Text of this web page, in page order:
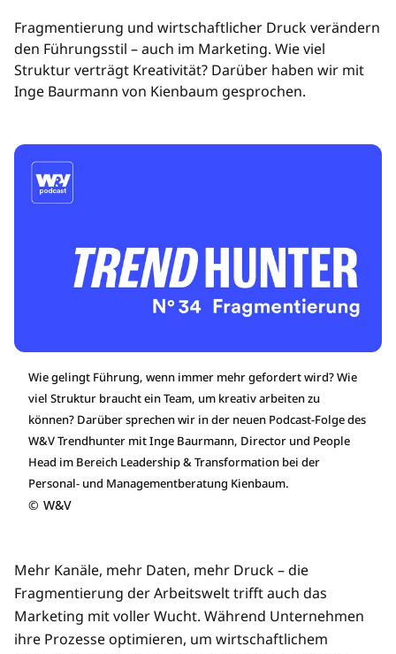
Fragmentierung und wirtschaftlicher Druck verändern
den Führungsstil – auch im Marketing. Wie viel
Struktur verträgt Kreativität? Darüber haben wir mit
Inge Baurmann von Kienbaum gesprochen.
Wie gelingt Führung, wenn immer mehr gefordert wird? Wie
viel Struktur braucht ein Team, um kreativ arbeiten zu
können? Darüber sprechen wir in der neuen Podcast-Folge des
W&V Trendhunter mit Inge Baurmann, Director und People
Head im Bereich Leadership & Transformation bei der
Personal- und Managementberatung Kienbaum.
© W&V
Mehr Kanäle, mehr Daten, mehr Druck – die
Fragmentierung der Arbeitswelt trifft auch das
Marketing mit voller Wucht. Während Unternehmen
ihre Prozesse optimieren, um wirtschaftlichem